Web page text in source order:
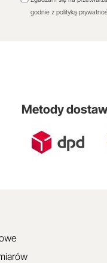
godnie z polityką
Metody